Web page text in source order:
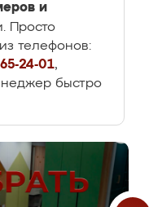
и
Просто
телефонов:
24-01,
быстро